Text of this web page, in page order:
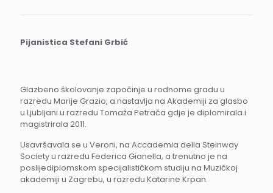
Pijanistica Stefani Grbić
Glazbeno školovanje započinje u rodnome gradu u
razredu Marije Grazio, a nastavlja na Akademiji za glasbo
u Ljubljani u razredu Tomaža Petrača gdje je diplomirala i
magistrirala 2011.
Usavršavala se u Veroni, na Accademia della Steinway
Society u razredu Federica Gianella, a trenutno je na
poslijediplomskom specijalističkom studiju na Muzičkoj
akademiji u Zagrebu, u razredu Katarine Krpan.